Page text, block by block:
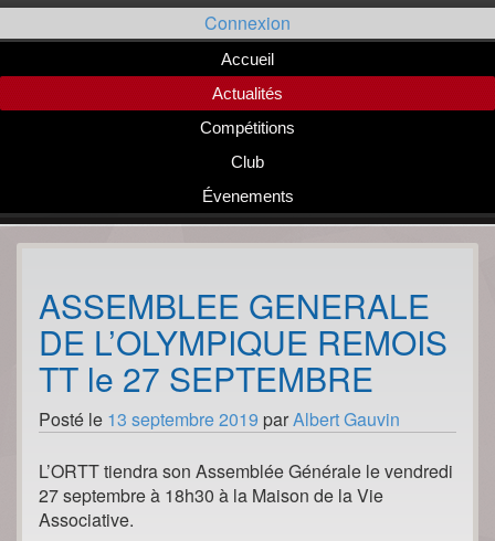
Passer
au
Connexion
Accueil
Actualités
Compétitions
Club
Évenements
ASSEMBLEE GENERALE
DE L’OLYMPIQUE REMOIS
TT le 27 SEPTEMBRE
Posté le 13 septembre 2019 parAlbert Gauvin
L’ORTT tiendra son Assemblée Générale le vendredi
27 septembre à 18h30 à la Maison de la Vie
Associative.